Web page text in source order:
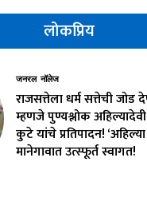
लोकप्रिय
जनरल नॉलेज
राजसत्तेला धर्म सत्तेची जोड
म्हणजे पुण्यश्लोक
कुटे यांचे प्रतिपादन!
मानेगावात उत्स्फूर्त स्वागत!